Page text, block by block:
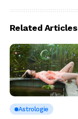
Related Articles
Astrologie